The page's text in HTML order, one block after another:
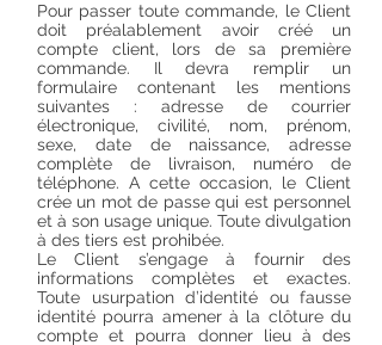
Pour passer toute commande, le Client
doit préalablement avoir créé un
compte client, lors de sa première
commande. Il devra remplir un
formulaire contenant les mentions
suivantes : adresse de courrier
électronique, civilité, nom, prénom,
sexe, date de naissance, adresse
complète de livraison, numéro de
téléphone. A cette occasion, le Client
crée un mot de passe qui est personnel
et à son usage unique. Toute divulgation
à des tiers est prohibée.
Le Client s’engage à fournir des
informations complètes et exactes.
Toute usurpation d’identité ou fausse
identité pourra amener à la clôture du
compte et pourra donner lieu à des